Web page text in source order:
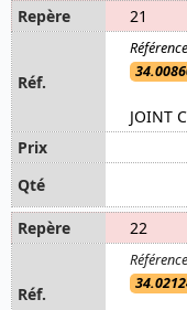
21
JOINT
22